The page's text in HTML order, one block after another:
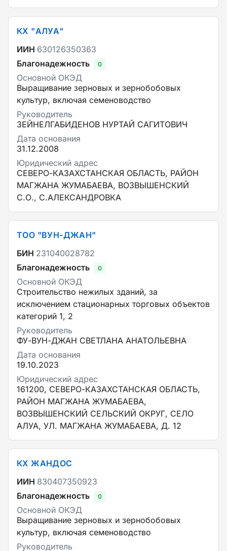
КХ "АЛУА"
ИИН 630126350363
Благонадежность
0
Основной ОКЭД
Выращивание зерновых и зернобобовых
культур, включая семеноводство
Руководитель
ЗЕЙНЕЛГАБИДЕНОВ НУРТАЙ САГИТОВИЧ
Дата основания
31.12.2008
Юридический адрес
СЕВЕРО-КАЗАХСТАНСКАЯ ОБЛАСТЬ, РАЙОН
МАГЖАНА ЖУМАБАЕВА, ВОЗВЫШЕНСКИЙ
С.О., С.АЛЕКСАНДРОВКА
ТОО "ВУН-ДЖАН"
БИН 231040028782
Благонадежность
0
Основной ОКЭД
Строительство нежилых зданий, за
исключением стационарных торговых объектов
категорий 1, 2
Руководитель
ФУ-ВУН-ДЖАН СВЕТЛАНА АНАТОЛЬЕВНА
Дата основания
19.10.2023
Юридический адрес
161200, СЕВЕРО-КАЗАХСТАНСКАЯ ОБЛАСТЬ,
РАЙОН МАГЖАНА ЖУМАБАЕВА,
ВОЗВЫШЕНСКИЙ СЕЛЬСКИЙ ОКРУГ, СЕЛО
АЛУА, УЛ. МАГЖАНА ЖУМАБАЕВА, Д. 12
КХ ЖАНДОС
ИИН 830407350923
Благонадежность
0
Основной ОКЭД
Выращивание зерновых и зернобобовых
культур, включая семеноводство
Руководитель